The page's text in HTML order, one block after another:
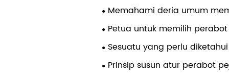
Memahami deria umum
pejabat untuk mengelakkan
Petua untuk memilih
Sesuatu yang perlu
perabot meja resepsi
Prinsip susun atur perabot